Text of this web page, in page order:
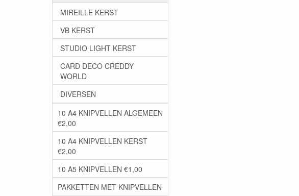
MIREILLE KERST
VB KERST
STUDIO LIGHT KERST
CARD DECO CREDDY
WORLD
DIVERSEN
10 A4 KNIPVELLEN ALGEMEEN
€2,00
10 A4 KNIPVELLEN KERST
€2,00
10 A5 KNIPVELLEN €1,00
PAKKETTEN MET KNIPVELLEN